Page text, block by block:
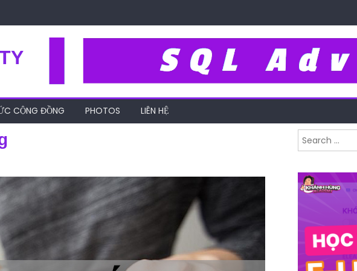
CỘNG ĐỒNG PHOTOS LIÊN HỆ
Search for: